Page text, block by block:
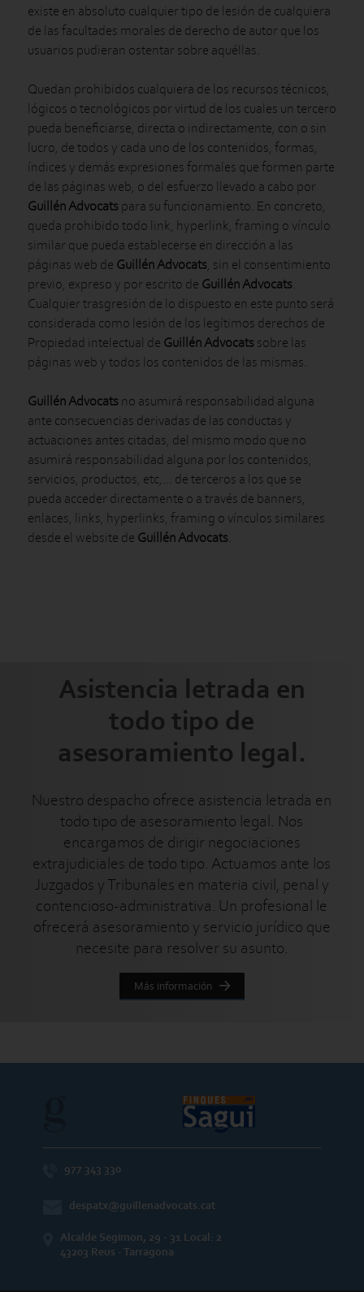
existe en absoluto cualquier tipo de lesión de cualquiera
de las facultades morales de derecho de autor que los
usuarios pudieran ostentar sobre aquéllas.
Quedan prohibidos cualquiera de los recursos técnicos,
lógicos o tecnológicos por virtud de los cuales un tercero
pueda beneficiarse, directa o indirectamente, con o sin
lucro, de todos y cada uno de los contenidos, formas,
índices y demás expresiones formales que formen parte
de las páginas web, o del esfuerzo llevado a cabo por
Guillén Advocats para su funcionamiento. En concreto,
queda prohibido todo link, hyperlink, framing o vínculo
similar que pueda establecerse en dirección a las
páginas web de Guillén Advocats , sin el consentimiento
previo, expreso y por escrito de Guillén Advocats
Cualquier trasgresión de lo dispuesto en este punto será
considerada como lesión de los legítimos derechos de
Propiedad intelectual de Guillén Advocats sobre las
páginas web y todos los contenidos de las mismas.
Guillén Advocats no asumirá responsabilidad alguna
ante consecuencias derivadas de las conductas y
actuaciones antes citadas, del mismo modo que no
asumirá responsabilidad alguna por los contenidos,
servicios, productos, etc,... de terceros a los que se
pueda acceder directamente o a través de banners,
enlaces, links, hyperlinks, framing o vínculos similares
desde el website de Guillén Advocats
Asistencia letrada en
todo tipo de
asesoramiento legal.
Nuestro despacho ofrece asistencia letrada en
todo tipo de asesoramiento legal. Nos
encargamos de dirigir negociaciones
extrajudiciales de todo tipo. Actuamos ante los
Juzgados y Tribunales en materia civil, penal y
contencioso-administrativa. Un profesional le
ofrecerá asesoramiento y servicio jurídico que
necesite para resolver su asunto.
Más información
977 343 330
despatx@guillenadvocats.cat
Alcalde Segimon, 29 - 31 Local: 2
43203 Reus - Tarragona